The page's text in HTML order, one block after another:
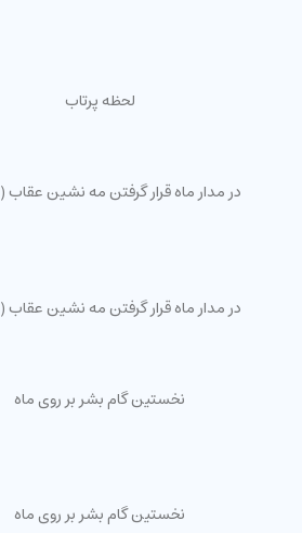
لحظه پرتاب
در مدار ماه قرار گرفتن مه نشین عقاب (Eagle)
در مدار ماه قرار گرفتن مه نشین عقاب (Eagle)
نخستین گام بشر بر روی ماه
نخستین گام بشر بر روی ماه